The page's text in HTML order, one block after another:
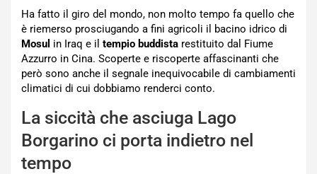
Ha fatto il giro del mondo, non molto tempo fa quello che
è riemerso prosciugando a fini agricoli il bacino idrico di
Mosul in Iraq e il tempio buddista restituito dal Fiume
Azzurro in Cina. Scoperte e riscoperte affascinanti che
però sono anche il segnale inequivocabile di cambiamenti
climatici di cui dobbiamo renderci conto.
La siccità che asciuga Lago
Borgarino ci porta indietro nel
tempo